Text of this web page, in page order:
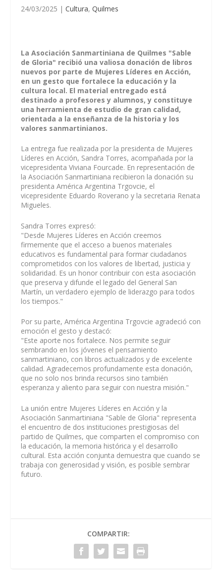
24/03/2025 |Cultura,Quilmes
La Asociación Sanmartiniana de Quilmes "Sable
de Gloria" recibió una valiosa donación de libros
nuevos por parte de Mujeres Líderes en Acción,
en un gesto que fortalece la educación y la
cultura local. El material entregado está
destinado a profesores y alumnos, y constituye
una herramienta de estudio de gran calidad,
orientada a la enseñanza de la historia y los
valores sanmartinianos.
La entrega fue realizada por la presidenta de Mujeres
Líderes en Acción, Sandra Torres, acompañada por la
vicepresidenta Viviana Fourcade. En representación de
la Asociación Sanmartiniana recibieron la donación su
presidenta América Argentina Trgovcie, el
vicepresidente Eduardo Roverano y la secretaria Renata
Migueles.
Sandra Torres expresó:
"Desde Mujeres Líderes en Acción creemos
firmemente que el acceso a buenos materiales
educativos es fundamental para formar ciudadanos
comprometidos con los valores de libertad, justicia y
solidaridad. Es un honor contribuir con esta asociación
que preserva y difunde el legado del General San
Martín, un verdadero ejemplo de liderazgo para todos
los tiempos."
Por su parte, América Argentina Trgovcie agradeció con
emoción el gesto y destacó:
"Este aporte nos fortalece. Nos permite seguir
sembrando en los jóvenes el pensamiento
sanmartiniano, con libros actualizados y de excelente
calidad. Agradecemos profundamente esta donación,
que no solo nos brinda recursos sino también
esperanza y aliento para seguir con nuestra misión."
La unión entre Mujeres Líderes en Acción y la
Asociación Sanmartiniana "Sable de Gloria" representa
el encuentro de dos instituciones prestigiosas del
partido de Quilmes, que comparten el compromiso con
la educación, la memoria histórica y el desarrollo
cultural. Esta acción conjunta demuestra que cuando se
trabaja con generosidad y visión, es posible sembrar
futuro.
COMPARTIR: